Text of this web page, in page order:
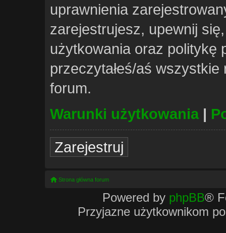
uprawnienia
zarejestrujesz, upewnij
użytkowania oraz politykę
przeczytałeś/aś
forum.
Warunki użytkowania|
Zarejestruj
Strona główna forum
Powered by phpBB®
Przyjazne użytkownikom